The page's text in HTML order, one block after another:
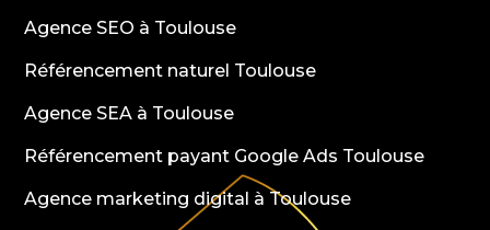
Agence SEO à Toulouse
Référencement naturel Toulouse
Agence SEA à Toulouse
Référencement payant Google Ads Toulouse
Agence marketing digital à Toulouse